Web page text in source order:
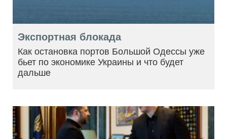
Экспортная блокада
Как остановка портов Большой Одессы уже
бьет по экономике Украины и что будет
дальше